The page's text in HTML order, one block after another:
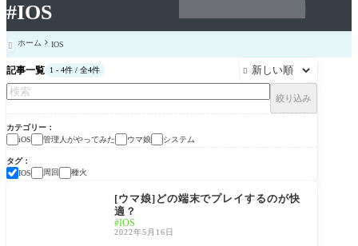
#IOS
 ホーム IOS
記事一覧 1 - 4件 / 全4件 
絞り込み
カテゴリー
iOS
管理人がやってみた ウマ娘 システム
タグ
IOS
周回 種火
[ウマ娘]どの端末でプレイするのが快
適？
IOS
2022年5月16日